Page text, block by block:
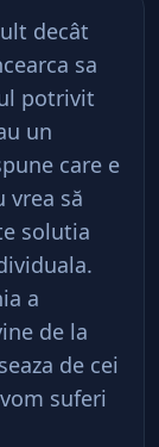
decât
sa
potrivit
un
care e
vrea să
solutia
a
de la
de cei
suferi